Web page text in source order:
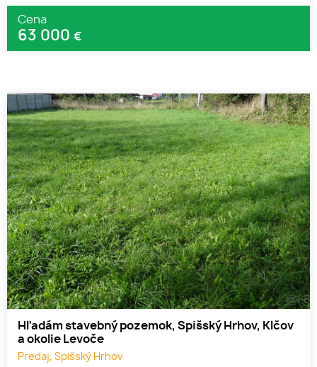
Cena
63 000 €
Hľadám stavebný pozemok, Spišský Hrhov, Klčov
a okolie Levoče
Predaj, Spišský Hrhov